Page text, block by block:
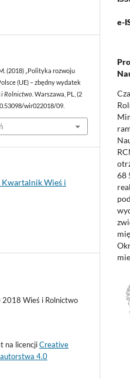
(2018) „Polityka rozwoju
(UE) – zbędny wydatek
i Rolnictwo . Warszawa, PL, (2
wir022018/09.
Kwartalnik Wieś i
2018 Wieś i Rolnictwo
na licencjiCreative
4.0
e-
68